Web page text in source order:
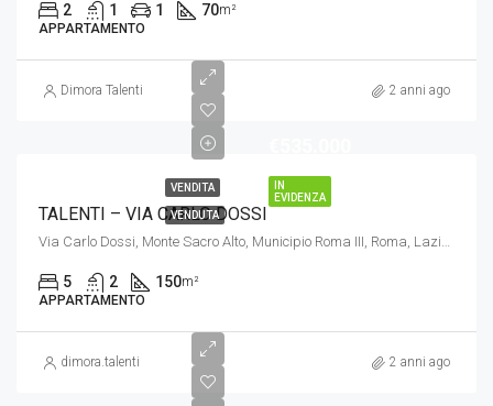
2 1 1 70m²
APPARTAMENTO
Dimora Talenti 2 anni ago
IN
EVIDENZA
VENDITA
VENDUTA
TALENTI – VIA CARLO DOSSI
Via Carlo Dossi, Monte Sacro Alto, Municipio Roma III, Roma, Lazio, 00137, Italia
5 2 150m²
APPARTAMENTO
dimora.talenti 2 anni ago